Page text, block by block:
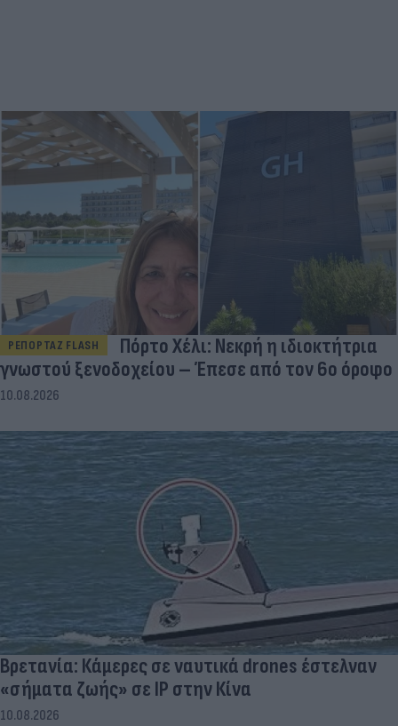
ΡΕΠΟΡΤΑΖ FLASH
Πόρτο Χέλι: Νεκρή η ιδιοκτήτρια
γνωστού ξενοδοχείου – Έπεσε από τον 6ο όροφο
10.08.2026
Βρετανία: Κάμερες σε ναυτικά drones έστελναν
«σήματα ζωής» σε IP στην Κίνα
10.08.2026